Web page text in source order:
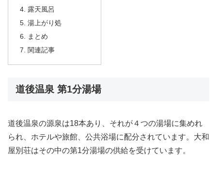
露天風呂
湯上がり処
まとめ
関連記事
道後温泉 第1分湯場
道後温泉の源泉は18本あり、それが４つの湯場に集めれ
られ、ホテルや旅館、公共浴場に配分されています。大和
屋別荘はその中の第1分湯場の供給を受けています。